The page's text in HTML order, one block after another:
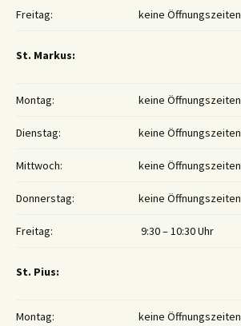
Freitag: keine Öffnungszeiten
St. Markus:
Montag: keine Öffnungszeiten
Dienstag: keine Öffnungszeiten
Mittwoch: keine Öffnungszeiten
Donnerstag: keine Öffnungszeiten
Freitag: 9:30 – 10:30 Uhr
St. Pius:
Montag: keine Öffnungszeiten